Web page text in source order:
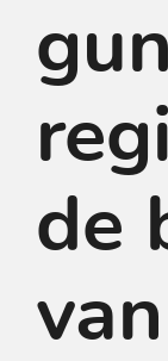
de
van